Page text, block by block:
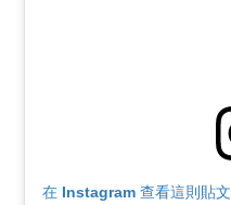
在 Instagram 查看這則貼文